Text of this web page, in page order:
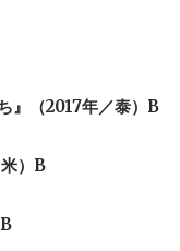
』（2017年／泰）B
）B